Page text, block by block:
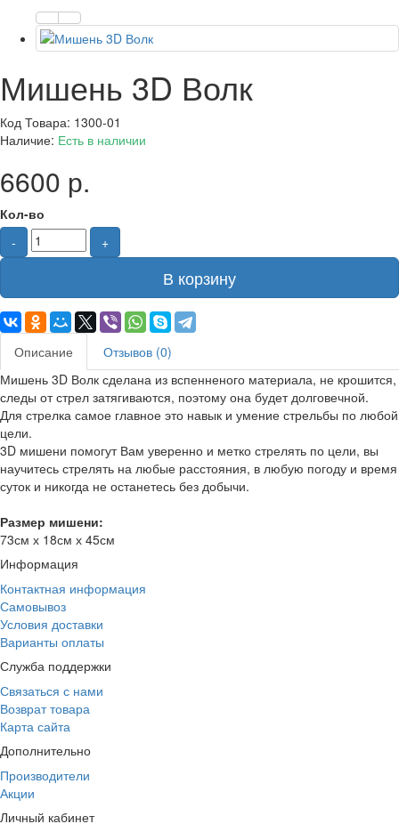
Мишень 3D Волк
Код Товара: 1300-01
Наличие: Есть в наличии
6600 р.
Кол-во
-
+
В корзину
Описание
Отзывов (0)
Мишень 3D Волк сделана из вспенненого материала, не крошится,
следы от стрел затягиваются, поэтому она будет долговечной.
Для стрелка самое главное это навык и умение стрельбы по любой
цели.
3D мишени помогут Вам уверенно и метко стрелять по цели, вы
научитесь стрелять на любые расстояния, в любую погоду и время
суток и никогда не останетесь без добычи.
Размер мишени:
73см х 18см х 45см
Информация
Контактная информация
Самовывоз
Условия доставки
Варианты оплаты
Служба поддержки
Связаться с нами
Возврат товара
Карта сайта
Дополнительно
Производители
Акции
Личный кабинет